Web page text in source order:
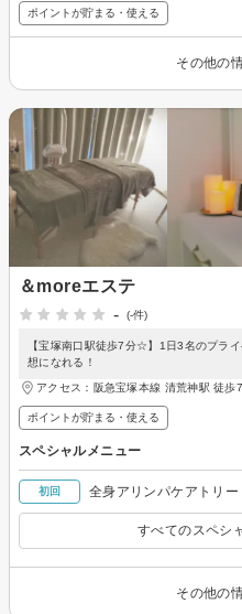
ポイントが貯まる・使える
その他の
＆moreエステ
-
(-件)
【宝塚南口駅徒歩7分☆】1日3名のプラ
想になれる！
アクセス：阪急宝塚本線 清荒神駅 徒
ポイントが貯まる・使える
スペシャルメニュー
初回 全身アリンパケアトリ
すべてのスペシ
その他の